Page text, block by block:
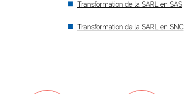
Transformation de la SARL en SAS
Transformation de la SARL en SNC